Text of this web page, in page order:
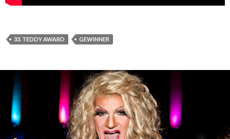
33. TEDDY AWARD GEWINNER